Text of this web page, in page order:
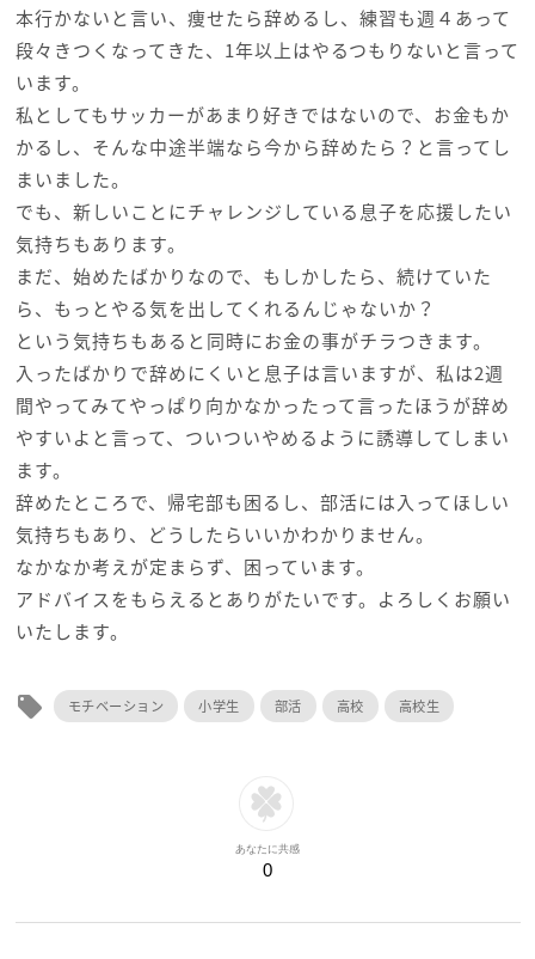
本行かないと言い、痩せたら辞めるし、練習も週４あって
段々きつくなってきた、1年以上はやるつもりないと言って
います。
私としてもサッカーがあまり好きではないので、お金もか
かるし、そんな中途半端なら今から辞めたら？と言ってし
まいました。
でも、新しいことにチャレンジしている息子を応援したい
気持ちもあります。
まだ、始めたばかりなので、もしかしたら、続けていた
ら、もっとやる気を出してくれるんじゃないか？
という気持ちもあると同時にお金の事がチラつきます。
入ったばかりで辞めにくいと息子は言いますが、私は2週
間やってみてやっぱり向かなかったって言ったほうが辞め
やすいよと言って、ついついやめるように誘導してしまい
ます。
辞めたところで、帰宅部も困るし、部活には入ってほしい
気持ちもあり、どうしたらいいかわかりません。
なかなか考えが定まらず、困っています。
アドバイスをもらえるとありがたいです。よろしくお願い
いたします。
local_offer モチベーション 小学生 部活 高校 高校生
あなたに共感
0